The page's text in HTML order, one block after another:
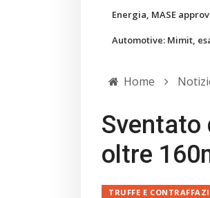
Energia, MASE
Automotive: Mimit,
Home
Sventato
oltre
TRUFFE E